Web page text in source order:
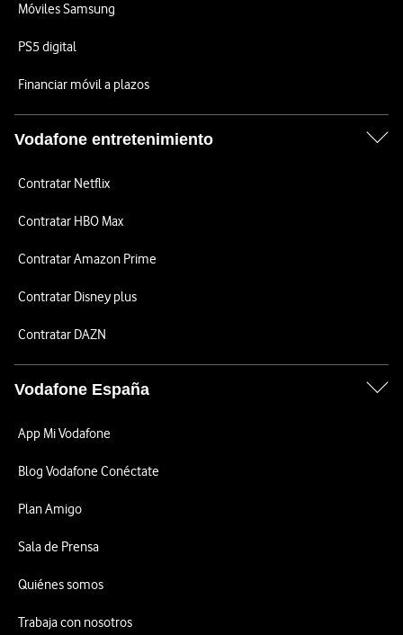
Móviles Samsung
PS5 digital
Financiar móvil a plazos
Vodafone entretenimiento
Contratar Netflix
Contratar HBO Max
Contratar Amazon Prime
Contratar Disney plus
Contratar DAZN
Vodafone España
App Mi Vodafone
Blog Vodafone Conéctate
Plan Amigo
Sala de Prensa
Quiénes somos
Trabaja con nosotros